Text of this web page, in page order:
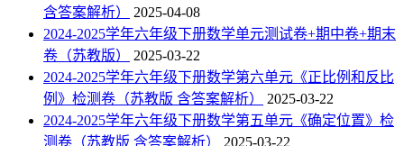
含答案解析）
2025-04-08
2024-2025学年六年级下册数学单元测试卷+期中卷+期末
卷（苏教版）
2025-03-22
2024-2025学年六年级下册数学第六单元《正比例和反比
例》检测卷（苏教版 含答案解析）
2025-03-22
2024-2025学年六年级下册数学第五单元《确定位置》检
测卷（苏教版 含答案解析）
2025-03-22